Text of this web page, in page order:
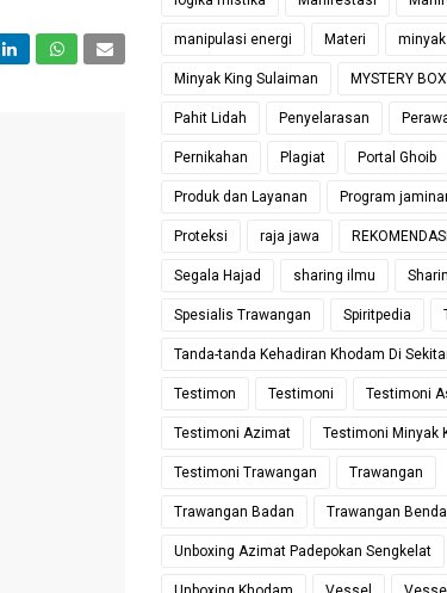
manipulasi energi Materi
Minyak King Sulaiman MYSTERY BOX
Pahit Lidah Penyelarasan
Pernikahan Plagiat Portal Ghoib
Produk dan Layanan Program
Proteksi raja jawa
Segala Hajad sharing ilmu
Spesialis Trawangan Spiritpedia
Tanda-tanda Kehadiran Khodam Di
Testimon Testimoni Testimoni
Testimoni Azimat Testimoni Minyak
Testimoni Trawangan Trawangan
Trawangan Badan Trawangan Benda
Unboxing Azimat Padepokan Sengkelat